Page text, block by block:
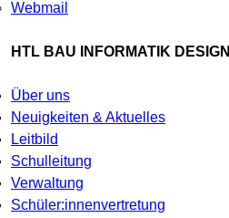
Webmail
HTL BAU INFORMATIK DESIGN
Über uns
Neuigkeiten & Aktuelles
Leitbild
Schulleitung
Verwaltung
Schüler:innenvertretung